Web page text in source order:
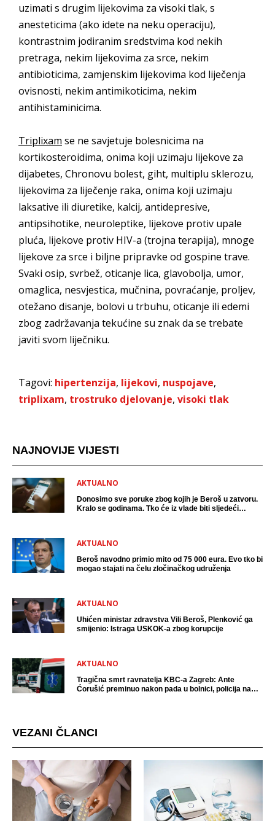
uzimati s drugim lijekovima za visoki tlak, s
anesteticima (ako idete na neku operaciju),
kontrastnim jodiranim sredstvima kod nekih
pretraga, nekim lijekovima za srce, nekim
antibioticima, zamjenskim lijekovima kod liječenja
ovisnosti, nekim antimikoticima, nekim
antihistaminicima.
Triplixam se ne savjetuje bolesnicima na
kortikosteroidima, onima koji uzimaju lijekove za
dijabetes, Chronovu bolest, giht, multiplu sklerozu,
lijekovima za liječenje raka, onima koji uzimaju
laksative ili diuretike, kalcij, antidepresive,
antipsihotike, neuroleptike, lijekove protiv upale
pluća, lijekove protiv HIV-a (trojna terapija), mnoge
lijekove za srce i biljne pripravke od gospine trave.
Svaki osip, svrbež, oticanje lica, glavobolja, umor,
omaglica, nesvjestica, mučnina, povraćanje, proljev,
otežano disanje, bolovi u trbuhu, oticanje ili edemi
zbog zadržavanja tekućine su znak da se trebate
javiti svom liječniku.
Tagovi: hipertenzija, lijekovi, nuspojave,
triplixam, trostruko djelovanje, visoki tlak
NAJNOVIJE VIJESTI
AKTUALNO
Donosimo sve poruke zbog kojih je Beroš u zatvoru.
Kralo se godinama. Tko će iz vlade biti sljedeći
AKTUALNO
Beroš navodno primio mito od 75 000 eura. Evo tko bi
mogao stajati na čelu zločinačkog udruženja
AKTUALNO
Uhićen ministar zdravstva Vili Beroš, Plenković ga
smijenio: Istraga USKOK-a zbog korupcije
AKTUALNO
Tragična smrt ravnatelja KBC-a Zagreb: Ante
Ćorušić preminuo nakon pada u bolnici, policija na
VEZANI ČLANCI